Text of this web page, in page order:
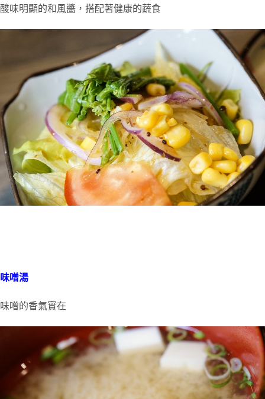
酸味明顯的和風醬，搭配著健康的蔬食
味噌湯
味噌的香氣實在